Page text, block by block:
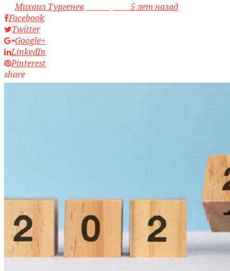
byМихаил Тургенев
5 лет назад
Facebook
Twitter
Google+
LinkedIn
Pinterest
share